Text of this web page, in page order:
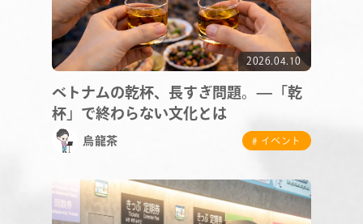
NEWS
CONTACT 2026.04.10
ベトナムの乾杯、長すぎ問題。—「乾
杯」で終わらない文化とは
烏龍茶 # イベント